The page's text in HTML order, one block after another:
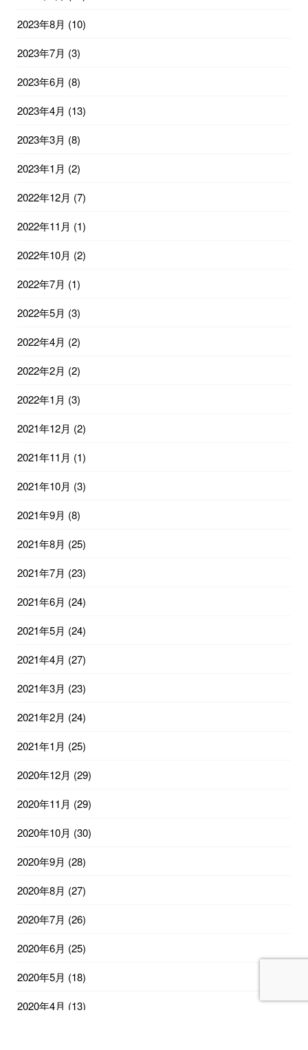
2023年8月 (10)
2023年7月 (3)
2023年6月 (8)
2023年4月 (13)
2023年3月 (8)
2023年1月 (2)
2022年12月 (7)
2022年11月 (1)
2022年10月 (2)
2022年7月 (1)
2022年5月 (3)
2022年4月 (2)
2022年2月 (2)
2022年1月 (3)
2021年12月 (2)
2021年11月 (1)
2021年10月 (3)
2021年9月 (8)
2021年8月 (25)
2021年7月 (23)
2021年6月 (24)
2021年5月 (24)
2021年4月 (27)
2021年3月 (23)
2021年2月 (24)
2021年1月 (25)
2020年12月 (29)
2020年11月 (29)
2020年10月 (30)
2020年9月 (28)
2020年8月 (27)
2020年7月 (26)
2020年6月 (25)
2020年5月 (18)
2020年4月 (13)